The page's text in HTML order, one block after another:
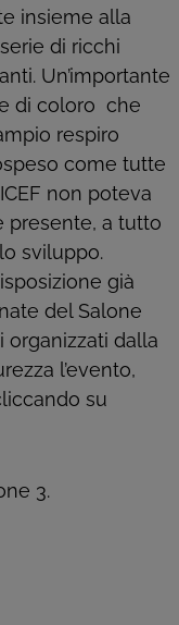
insieme alla
di ricchi
Un’importante
di coloro che
respiro
come tutte
non poteva
presente, a tutto
sviluppo.
già
del Salone
organizzati dalla
l’evento,
su
3.